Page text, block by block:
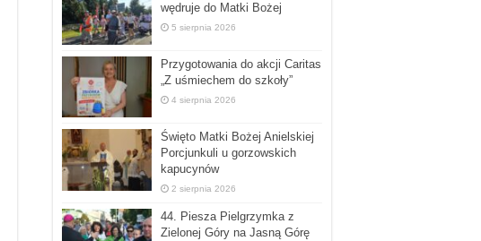
wędruje do Matki Bożej
5 sierpnia 2026
Przygotowania do akcji Caritas
„Z uśmiechem do szkoły”
4 sierpnia 2026
Święto Matki Bożej Anielskiej
Porcjunkuli u gorzowskich
kapucynów
2 sierpnia 2026
44. Piesza Pielgrzymka z
Zielonej Góry na Jasną Górę